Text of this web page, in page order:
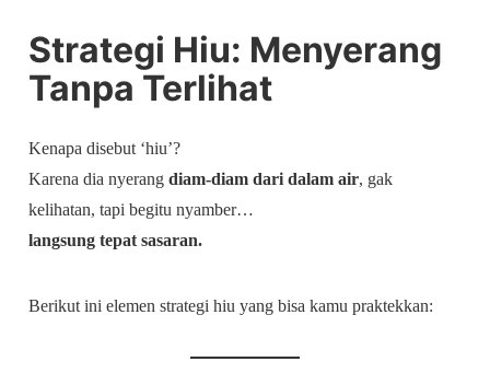
Strategi Hiu: Menyerang
Tanpa Terlihat
Kenapa disebut ‘hiu’?
Karena dia nyerangdiam-diam dari dalam air, gak
kelihatan, tapi begitu nyamber…
langsung tepat sasaran.
Berikut ini elemen strategi hiu yang bisa kamu praktekkan: